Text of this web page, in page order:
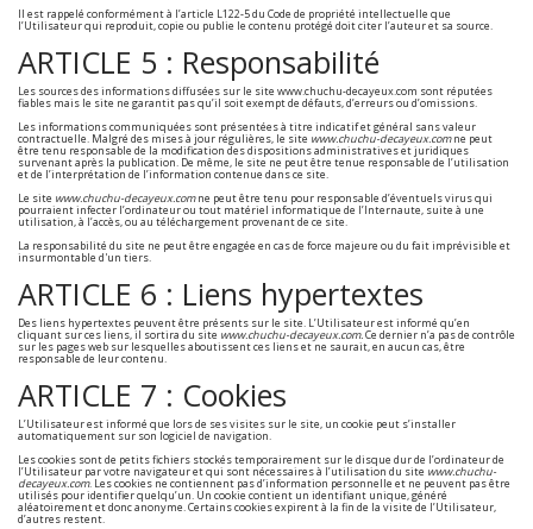
Il est rappelé conformément à l’article L122-5 du Code de propriété intellectuelle que
l’Utilisateur qui reproduit, copie ou publie le contenu protégé doit citer l’auteur et sa source.
ARTICLE 5 : Responsabilité
Les sources des informations diffusées sur le site www.chuchu-decayeux.com sont réputées
fiables mais le site ne garantit pas qu’il soit exempt de défauts, d’erreurs ou d’omissions.
Les informations communiquées sont présentées à titre indicatif et général sans valeur
contractuelle. Malgré des mises à jour régulières, le site www.chuchu-decayeux.comne peut
être tenu responsable de la modification des dispositions administratives et juridiques
survenant après la publication. De même, le site ne peut être tenue responsable de l’utilisation
et de l’interprétation de l’information contenue dans ce site.
Le site www.chuchu-decayeux.comne peut être tenu pour responsable d’éventuels virus qui
pourraient infecter l’ordinateur ou tout matériel informatique de l’Internaute, suite à une
utilisation, à l’accès, ou au téléchargement provenant de ce site.
La responsabilité du site ne peut être engagée en cas de force majeure ou du fait imprévisible et
insurmontable d'un tiers.
ARTICLE 6 : Liens hypertextes
Des liens hypertextes peuvent être présents sur le site. L’Utilisateur est informé qu’en
cliquant sur ces liens, il sortira du site www.chuchu-decayeux.com.Ce dernier n’a pas de contrôle
sur les pages web sur lesquelles aboutissent ces liens et ne saurait, en aucun cas, être
responsable de leur contenu.
ARTICLE 7 : Cookies
L’Utilisateur est informé que lors de ses visites sur le site, un cookie peut s’installer
automatiquement sur son logiciel de navigation.
Les cookies sont de petits fichiers stockés temporairement sur le disque dur de l’ordinateur de
l’Utilisateur par votre navigateur et qui sont nécessaires à l’utilisation du site www.chuchu-
decayeux.com. Les cookies ne contiennent pas d’information personnelle et ne peuvent pas être
utilisés pour identifier quelqu’un. Un cookie contient un identifiant unique, généré
aléatoirement et donc anonyme. Certains cookies expirent à la fin de la visite de l’Utilisateur,
d’autres restent.